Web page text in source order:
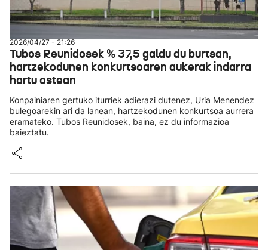
2026/04/27 - 21:26
Tubos Reunidosek % 37,5 galdu du burtsan,
hartzekodunen konkurtsoaren aukerak indarra
hartu ostean
Konpainiaren gertuko iturriek adierazi dutenez, Uria Menendez
bulegoarekin ari da lanean, hartzekodunen konkurtsoa aurrera
eramateko. Tubos Reunidosek, baina, ez du informazioa
baieztatu.